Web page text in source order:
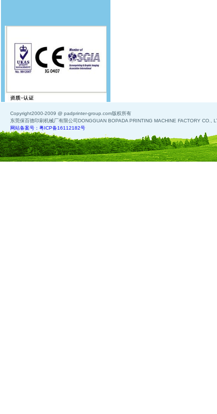
Copyright2000-2009 @ padprinter-group.com版权所有
东莞保百德印刷机械厂有限公司DONGGUAN BOPADA PRINTING MACHINE FACTORY CO.,
网站备案号：粤ICP备16112182号